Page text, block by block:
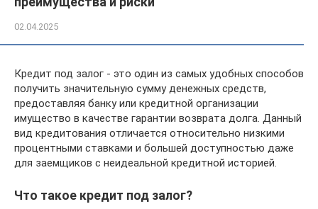
02.04.2025
Кредит под залог - это один из самых удобных способов
получить значительную сумму денежных средств,
предоставляя банку или кредитной организации
имущество в качестве гарантии возврата долга. Данный
вид кредитования отличается относительно низкими
процентными ставками и большей доступностью даже
для заемщиков с неидеальной кредитной историей.
Что такое кредит под залог?